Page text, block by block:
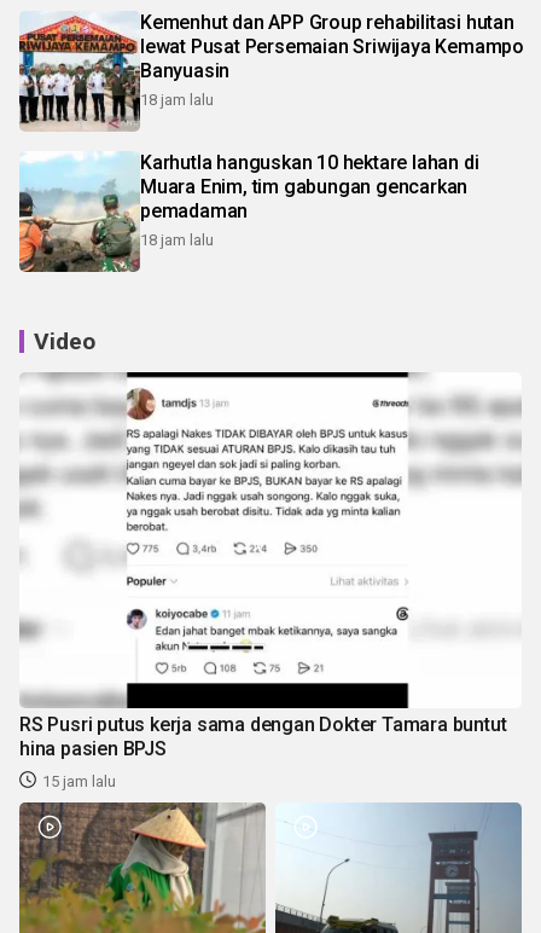
Kemenhut dan APP Group rehabilitasi hutan
lewat Pusat Persemaian Sriwijaya Kemampo
Banyuasin
18 jam lalu
Karhutla hanguskan 10 hektare lahan di
Muara Enim, tim gabungan gencarkan
pemadaman
18 jam lalu
Video
RS Pusri putus kerja sama dengan Dokter Tamara buntut
hina pasien BPJS
15 jam lalu